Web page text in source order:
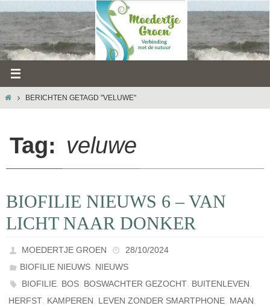
naar
inhoud
HOMEBERICHTEN GETAGD "VELUWE"
Tag: veluwe
BIOFILIE NIEUWS 6 – VAN
LICHT NAAR DONKER
MOEDERTJE GROEN
28/10/2024
BIOFILIE NIEUWS, NIEUWS
BIOFILIE, BOS, BOSWACHTER GEZOCHT, BUITENLEVEN,
HERFST, KAMPEREN, LEVEN ZONDER SMARTPHONE, MAAN,